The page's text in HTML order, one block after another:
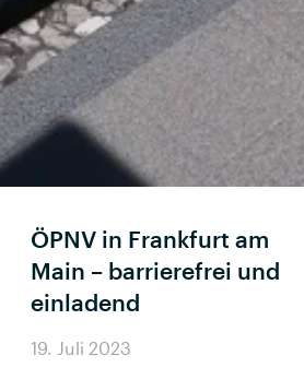
ÖPNV in Frankfurt am
Main – barrierefrei und
einladend
19. Juli 2023